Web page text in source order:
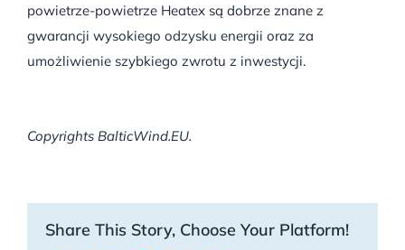
powietrze-powietrze Heatex są dobrze znane z
gwarancji wysokiego odzysku energii oraz za
umożliwienie szybkiego zwrotu z inwestycji.
Copyrights BalticWind.EU.
Share This Story, Choose Your Platform!